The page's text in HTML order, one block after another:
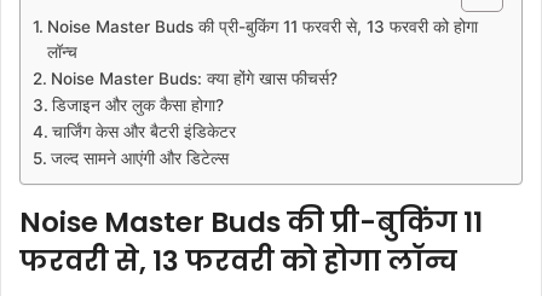
Noise Master Buds की प्री-बुकिंग 11 फरवरी से, 13 फरवरी को होगा
लॉन्च
Noise Master Buds: क्या होंगे खास फीचर्स?
डिजाइन और लुक कैसा होगा?
चार्जिंग केस और बैटरी इंडिकेटर
जल्द सामने आएंगी और डिटेल्स
Noise Master Buds की प्री-बुकिंग 11
फरवरी से, 13 फरवरी को होगा लॉन्च